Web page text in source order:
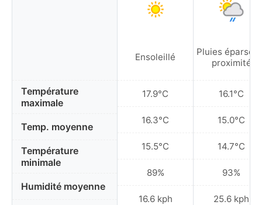
Température
maximale
Temp. moyenne
Température
minimale
Humidité moyenne
Ensoleillé
17.9°C
16.3°C
15.5°C
89%
16.6 kph
Pluies éparses
proximité
16.1°C
15.0°C
14.7°C
93%
25.6 kph